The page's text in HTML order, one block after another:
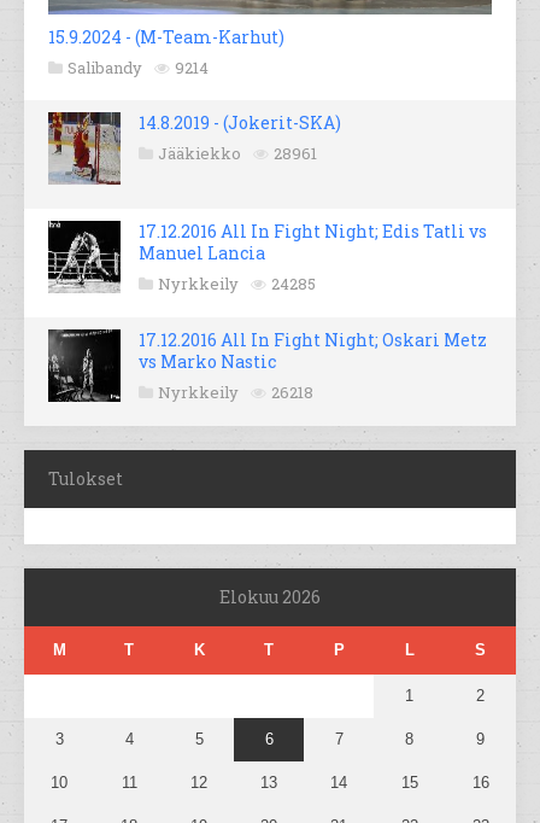
15.9.2024 - (M-Team-Karhut)
Salibandy 9214
14.8.2019 - (Jokerit-SKA)
Jääkiekko 28961
17.12.2016 All In Fight Night; Edis Tatli vs
Manuel Lancia
Nyrkkeily 24285
17.12.2016 All In Fight Night; Oskari Metz
vs Marko Nastic
Nyrkkeily 26218
Tulokset
Elokuu 2026
M T K T P L S
1 2
3 4 5 6 7 8 9
10 11 12 13 14 15 16